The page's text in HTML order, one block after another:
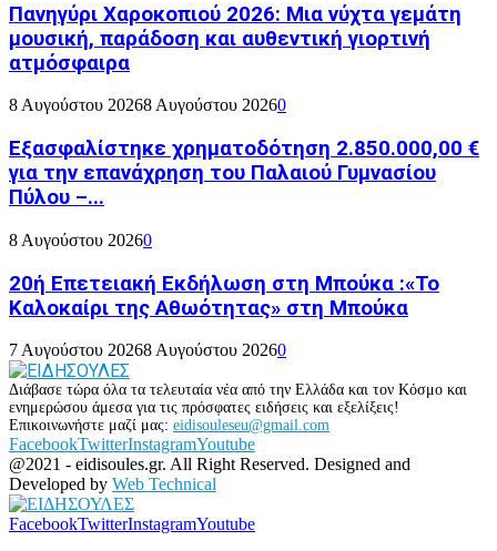
Πανηγύρι Χαροκοπιού 2026: Μια νύχτα γεμάτη
μουσική, παράδοση και αυθεντική γιορτινή
ατμόσφαιρα
8 Αυγούστου 20268 Αυγούστου 20260
Εξασφαλίστηκε χρηματοδότηση 2.850.000,00 €
για την επανάχρηση του Παλαιού Γυμνασίου
Πύλου –...
8 Αυγούστου 20260
20ή Επετειακή Εκδήλωση στη Μπούκα :«Το
Καλοκαίρι της Αθωότητας» στη Μπούκα
7 Αυγούστου 20268 Αυγούστου 20260
Διάβασε τώρα όλα τα τελευταία νέα από την Ελλάδα και τον Κόσμο και
ενημερώσου άμεσα για τις πρόσφατες ειδήσεις και εξελίξεις!
Επικοινωνήστε μαζί μας: eidisouleseu@gmail.com
FacebookTwitterInstagramYoutube
@2021 - eidisoules.gr. All Right Reserved. Designed and
Developed by Web Technical
FacebookTwitterInstagramYoutube